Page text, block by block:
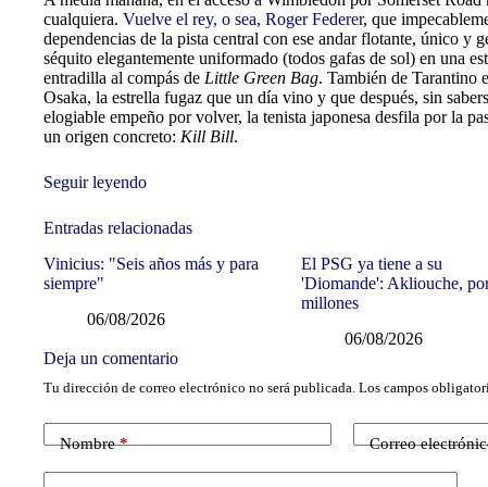
cualquiera. Vuelve el rey, o sea, Roger Federer, que
dependencias de la pista central con ese andar flotante, único y
séquito elegantemente uniformado (todos gafas de sol) en una
entradilla al compás de Little Green Bag. También de Tarantino
Osaka, la estrella fugaz que un día vino y que después, sin
elogiable empeño por volver, la tenista japonesa desfila por la
un origen concreto: Kill Bill.
Seguir leyendo
Entradas relacionadas
Vinicius: "Seis años más y para
siempre"
06/08/2026
El PSG ya tiene a su
'Diomande': Akliouche,
millones
06/08/2026
Deja un comentario
Tu dirección de correo electrónico no será publicada. Los campos
Nombre* Correo